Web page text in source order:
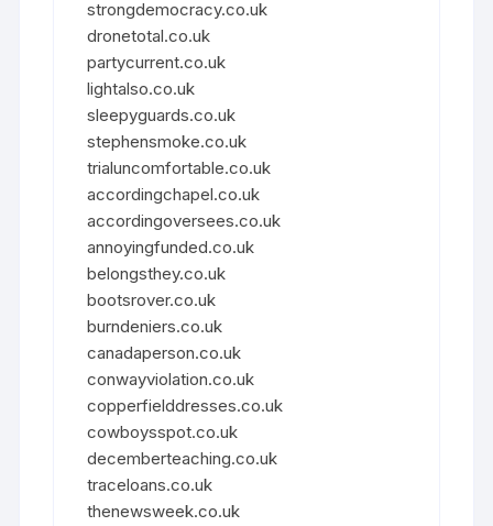
strongdemocracy.co.uk
dronetotal.co.uk
partycurrent.co.uk
lightalso.co.uk
sleepyguards.co.uk
stephensmoke.co.uk
trialuncomfortable.co.uk
accordingchapel.co.uk
accordingoversees.co.uk
annoyingfunded.co.uk
belongsthey.co.uk
bootsrover.co.uk
burndeniers.co.uk
canadaperson.co.uk
conwayviolation.co.uk
copperfielddresses.co.uk
cowboysspot.co.uk
decemberteaching.co.uk
traceloans.co.uk
thenewsweek.co.uk